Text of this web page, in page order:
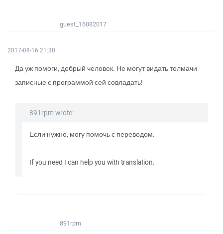
guest_16082017
2017-08-16 21:30
Да уж помоги, добрый человек. Не могут видать толмачи
записные с программой сей совладать!
891rpm wrote:
Если нужно, могу помочь с переводом.
If you need I can help you with translation.
891rpm